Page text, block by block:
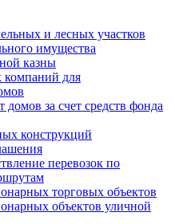
и лесных участков
имущества
казны
для
за счет средств фонда
конструкций
перевозок по
торговых объектов
объектов уличной